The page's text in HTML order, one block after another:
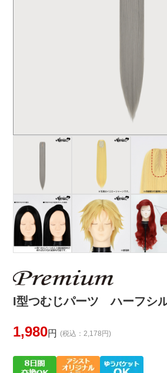
I型つむじパーツ ハーフシ
1,980円 (税込：2,178円)